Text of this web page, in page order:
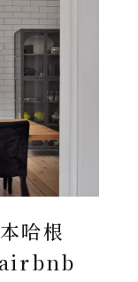
哈根
airbnb